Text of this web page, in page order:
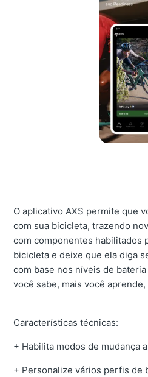
O aplicativo AXS permite que
com sua bicicleta, trazendo
com componentes habilitados
bicicleta e deixe que ela diga
com base nos níveis de
você sabe, mais você aprende,
Características técnicas:
+ Habilita modos de mudança
+ Personalize vários perfis de